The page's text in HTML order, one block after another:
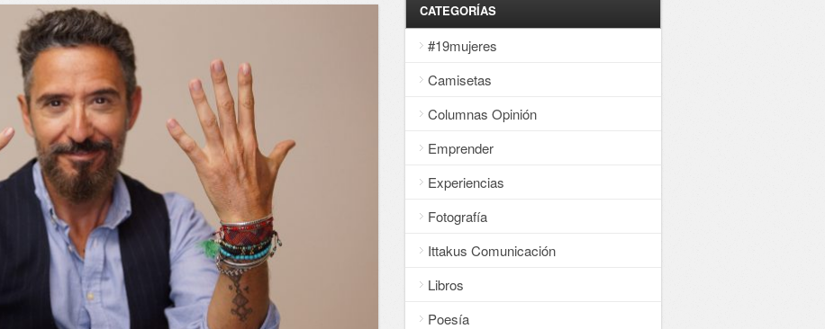
CATEGORÍAS
#19mujeres
Camisetas
Columnas Opinión
Emprender
Experiencias
Fotografía
Ittakus Comunicación
Libros
Poesía